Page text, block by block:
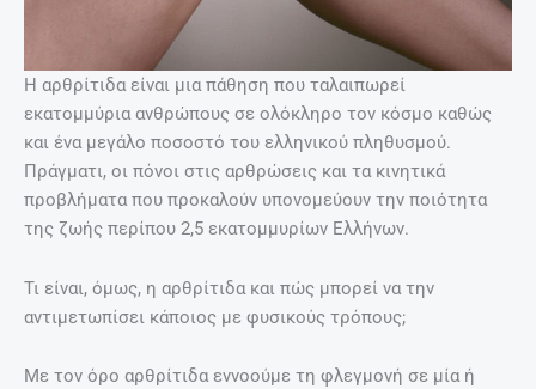
Η αρθρίτιδα είναι μια πάθηση που ταλαιπωρεί
εκατομμύρια ανθρώπους σε ολόκληρο τον κόσμο καθώς
και ένα μεγάλο ποσοστό του ελληνικού πληθυσμού.
Πράγματι, οι πόνοι στις αρθρώσεις και τα κινητικά
προβλήματα που προκαλούν υπονομεύουν την ποιότητα
της ζωής περίπου 2,5 εκατομμυρίων Ελλήνων.
Τι είναι, όμως, η αρθρίτιδα και πώς μπορεί να την
αντιμετωπίσει κάποιος με φυσικούς τρόπους;
Με τον όρο αρθρίτιδα εννοούμε τη φλεγμονή σε μία ή